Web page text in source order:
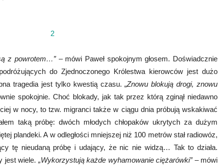
z powrotem…”– mówi Paweł spokojnym głosem. Doświadcznie
do Zjednoczonego Królestwa kierowców jest dużo
tragedia jest tylko kwestią czasu. „Znowu blokują drogi, znowu
spokojnie. Choć blokady, jak tak przez którą zginął niedawno
w nocy, to tzw. migranci także w ciągu dnia próbują wskakiwać
taką próbę: dwóch młodych chłopaków ukrytych za dużym
plandeki. A w odległości mniejszej niż 100 metrów stał radiowóz,
tę nieudaną próbę i udający, że nic nie widzą… Tak to działa.
jest wiele. „Wykorzystują każde wyhamowanie ciężarówki”– mówi